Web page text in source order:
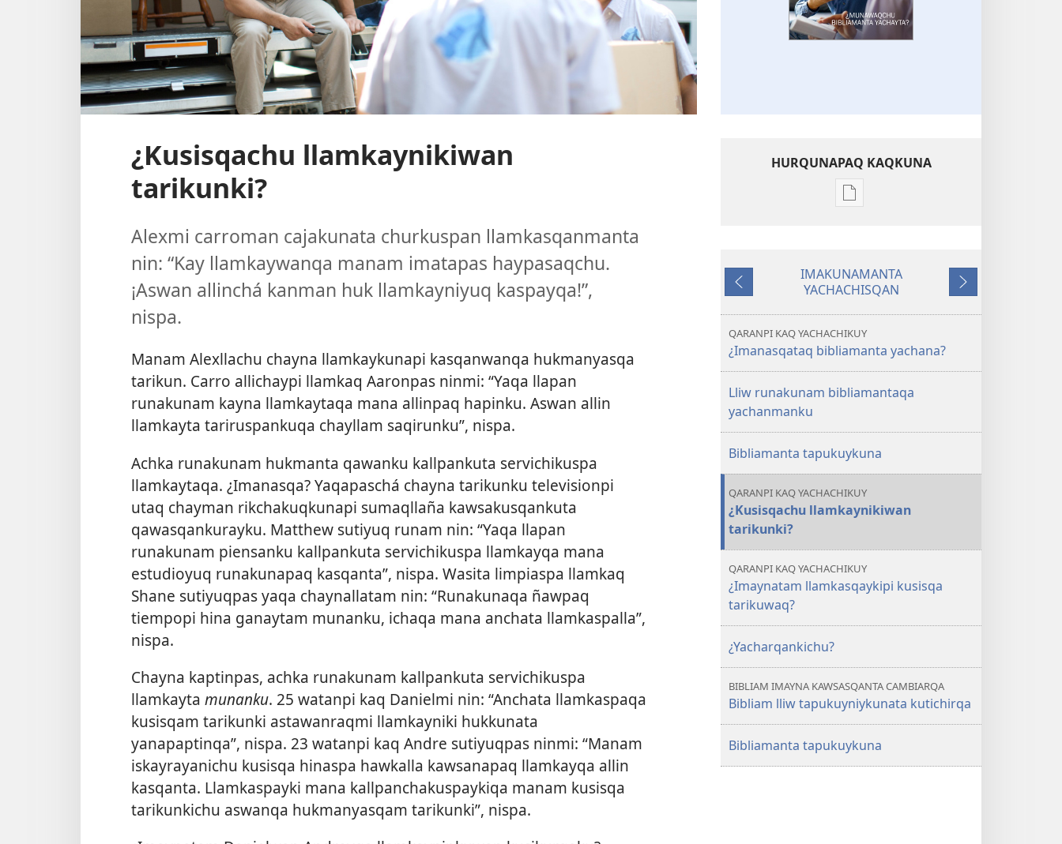
¿Kusisqachu llamkaynikiwan
tarikunki?
Alexmi carroman cajakunata churkuspan llamkasqanmanta
nin: “Kay llamkaywanqa manam imatapas haypasaqchu.
¡Aswan allinchá kanman huk llamkayniyuq kaspayqa!”,
nispa.
Manam Alexllachu chayna llamkaykunapi kasqanwanqa hukmanyasqa
tarikun. Carro allichaypi llamkaq Aaronpas ninmi: “Yaqa llapan
runakunam kayna llamkaytaqa mana allinpaq hapinku. Aswan allin
llamkayta tariruspankuqa chayllam saqirunku”, nispa.
Achka runakunam hukmanta qawanku kallpankuta servichikuspa
llamkaytaqa. ¿Imanasqa? Yaqapaschá chayna tarikunku televisionpi
utaq chayman rikchakuqkunapi sumaqllaña kawsakusqankuta
qawasqankurayku. Matthew sutiyuq runam nin: “Yaqa llapan
runakunam piensanku kallpankuta servichikuspa llamkayqa mana
estudioyuq runakunapaq kasqanta”, nispa. Wasita limpiaspa llamkaq
Shane sutiyuqpas yaqa chaynallatam nin: “Runakunaqa ñawpaq
tiempopi hina ganaytam munanku, ichaqa mana anchata llamkaspalla”,
nispa.
Chayna kaptinpas, achka runakunam kallpankuta servichikuspa
llamkayta munanku. 25 watanpi kaq Danielmi nin: “Anchata llamkaspaqa
kusisqam tarikunki astawanraqmi llamkayniki hukkunata
yanapaptinqa”, nispa. 23 watanpi kaq Andre sutiyuqpas ninmi: “Manam
iskayrayanichu kusisqa hinaspa hawkalla kawsanapaq llamkayqa allin
kasqanta. Llamkaspayki mana kallpanchakuspaykiqa manam kusisqa
tarikunkichu aswanqa hukmanyasqam tarikunki”​, nispa.
HURQUNAPAQ KAQKUNA
Qillqakunata
bibliamanta
yachayta?
Ñawpaq
kaq
IMAKUNAMANTA
YACHACHISQAN
Qatiqnin
QARANPI KAQ YACHACHIKUY
¿Imanasqataq bibliamanta yachana?
Lliw runakunam bibliamantaqa
yachanmanku
Bibliamanta tapukuykuna
QARANPI KAQ YACHACHIKUY
¿Kusisqachu llamkaynikiwan
tarikunki?
QARANPI KAQ YACHACHIKUY
¿Imaynatam llamkasqaykipi kusisqa
tarikuwaq?
¿Yacharqankichu?
BIBLIAM IMAYNA KAWSASQANTA CAMBIARQA
Bibliam lliw tapukuyniykunata kutichirqa
Bibliamanta tapukuykuna